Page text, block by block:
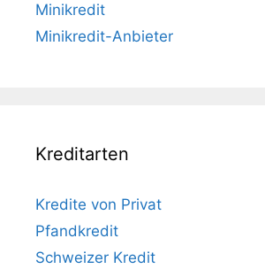
Minikredit
Minikredit-Anbieter
Kreditarten
Kredite von Privat
Pfandkredit
Schweizer Kredit